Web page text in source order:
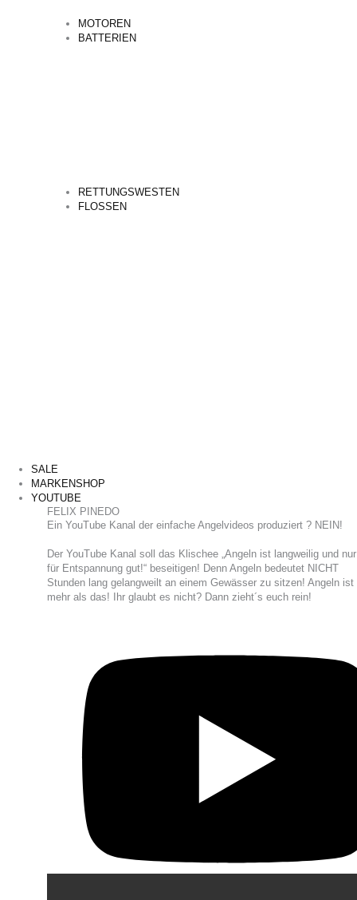
MOTOREN
BATTERIEN
RETTUNGSWESTEN
FLOSSEN
SALE
MARKENSHOP
YOUTUBE
FELIX PINEDO
​Ein YouTube Kanal der einfache Angelvideos produziert ? NEIN!
Der YouTube Kanal soll das Klischee „Angeln ist langweilig und nur
für Entspannung gut!“ beseitigen! Denn Angeln bedeutet NICHT
Stunden lang gelangweilt an einem Gewässer zu sitzen! Angeln ist
mehr als das! Ihr glaubt es nicht? Dann zieht´s euch rein!